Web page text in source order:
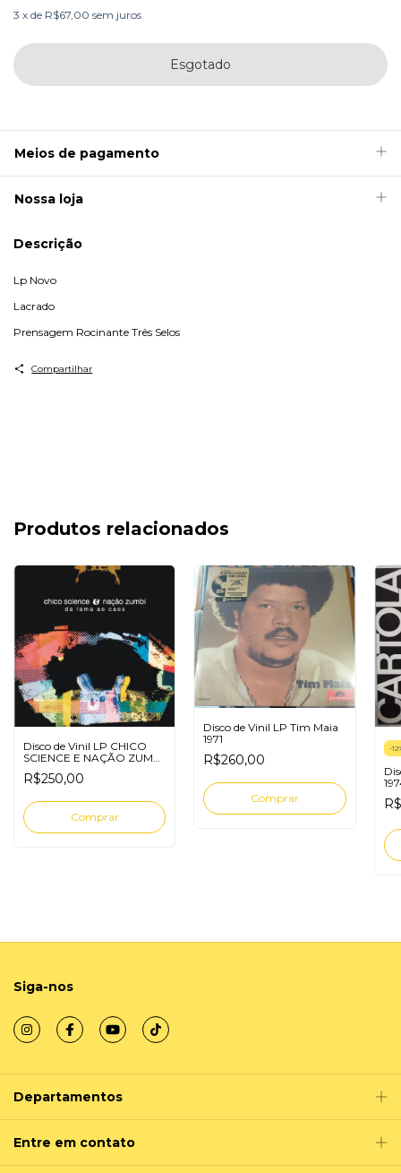
3 x de R$67,00 sem juros
Meios de pagamento
Nossa loja
Descrição
Lp Novo
Lacrado
Prensagem Rocinante Três Selos
Compartilhar
Produtos relacionados
Disco de Vinil LP CHICO
SCIENCE E NAÇÃO ZUMBI
DA LAMA AO CAOS
R$250,00
Disco de Vinil LP Tim Maia
1971
R$260,00
-12
Siga-nos
Departamentos
Entre em contato